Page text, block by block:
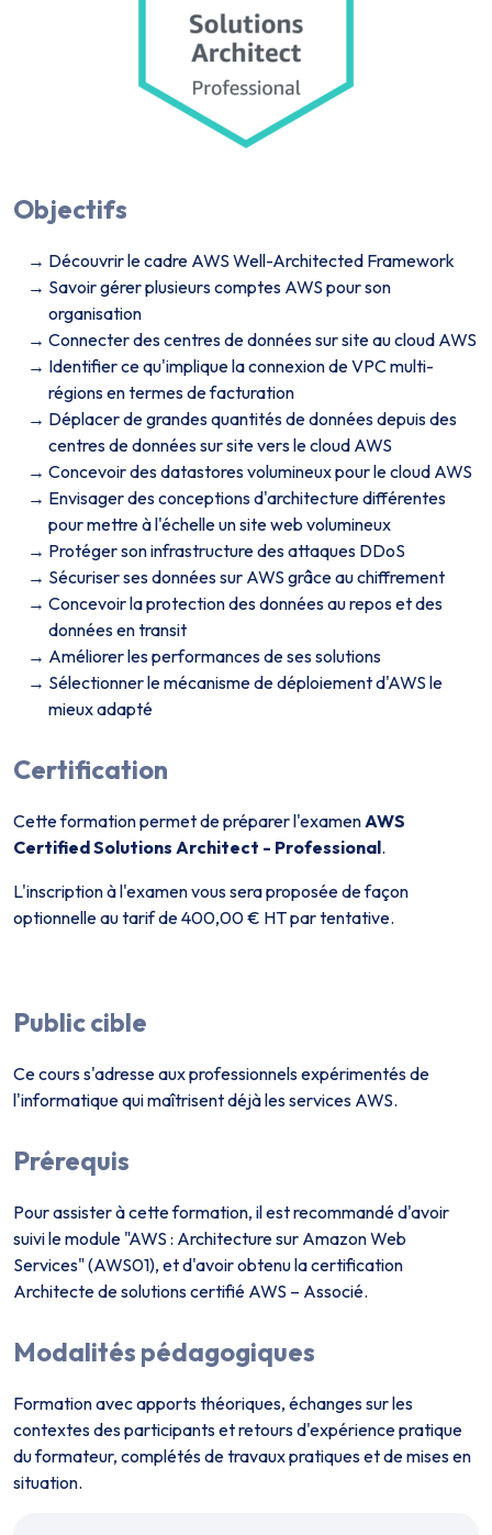
Objectifs
Découvrir le cadre AWS Well-Architected Framework
Savoir gérer plusieurs comptes AWS pour son
organisation
Connecter des centres de données sur site au cloud AWS
Identifier ce qu'implique la connexion de VPC multi-
régions en termes de facturation
Déplacer de grandes quantités de données depuis des
centres de données sur site vers le cloud AWS
Concevoir des datastores volumineux pour le cloud AWS
Envisager des conceptions d'architecture différentes
pour mettre à l'échelle un site web volumineux
Protéger son infrastructure des attaques DDoS
Sécuriser ses données sur AWS grâce au chiffrement
Concevoir la protection des données au repos et des
données en transit
Améliorer les performances de ses solutions
Sélectionner le mécanisme de déploiement d'AWS le
mieux adapté
Certification
Cette formation permet de préparer l'examenAWS
Certified Solutions Architect - Professional.
L'inscription à l'examen vous sera proposée de façon
optionnelle au tarif de 400,00 € HT par tentative.
Public cible
Ce cours s'adresse aux professionnels expérimentés de
l'informatique qui maîtrisent déjà les services AWS.
Prérequis
Pour assister à cette formation, il est recommandé d'avoir
suivi le module "AWS : Architecture sur Amazon Web
Services" (AWS01), et d'avoir obtenu la certification
Architecte de solutions certifié AWS – Associé.
Modalités pédagogiques
Formation avec apports théoriques, échanges sur les
contextes des participants et retours d'expérience pratique
du formateur, complétés de travaux pratiques et de mises en
situation.